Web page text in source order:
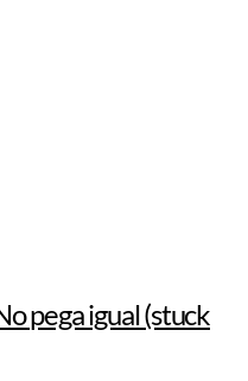
pega igual (stuck